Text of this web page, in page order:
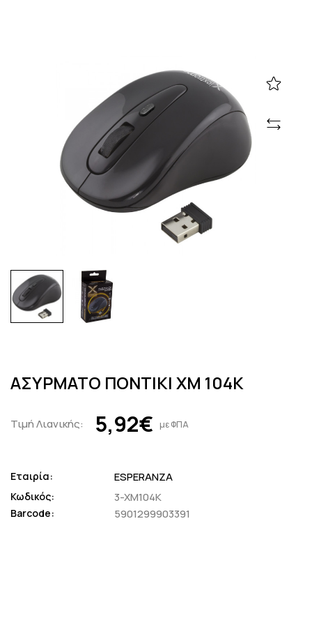
ΑΣΥΡΜΑΤΟ ΠΟΝΤΙΚΙ XM 104K
Τιμή Λιανικής: 5,92€ με ΦΠΑ
Εταιρία: ESPERANZA
Κωδικός: 3-XM104K
Barcode: 5901299903391